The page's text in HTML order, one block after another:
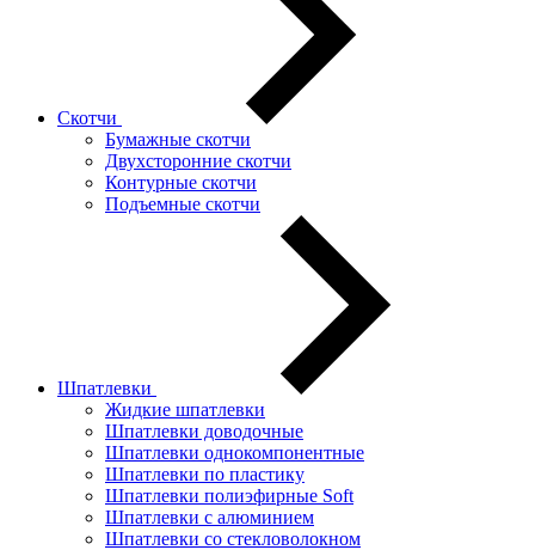
Скотчи
Бумажные скотчи
Двухсторонние скотчи
Контурные скотчи
Подъемные скотчи
Шпатлевки
Жидкие шпатлевки
Шпатлевки доводочные
Шпатлевки однокомпонентные
Шпатлевки по пластику
Шпатлевки полиэфирные Soft
Шпатлевки с алюминием
Шпатлевки со стекловолокном